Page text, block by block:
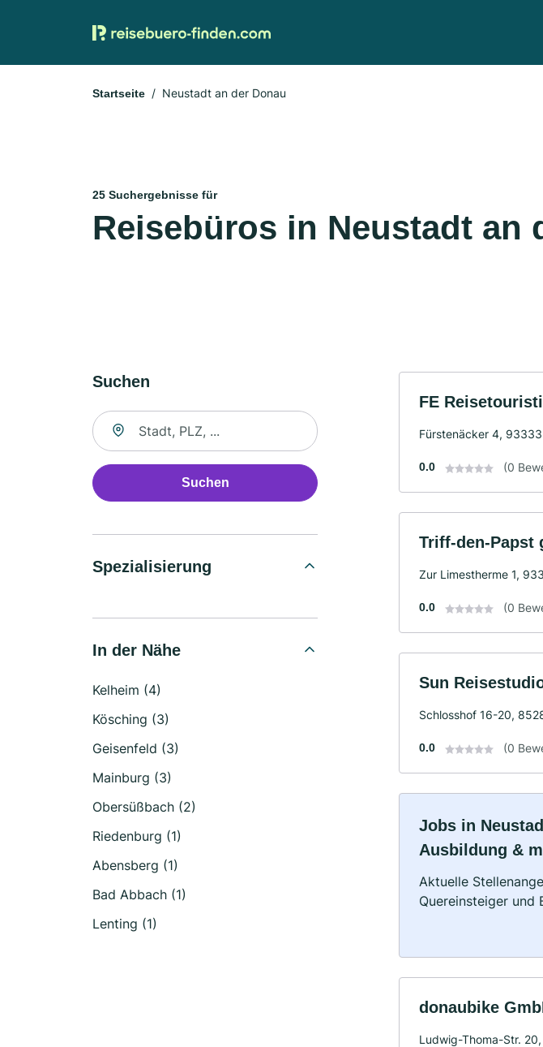
Startseite Neustadt an der Donau
25 Suchergebnisse für
Reisebüros in Neustadt an
Suchen
Suche nach Ort
Suchen
Spezialisierung
In der Nähe
Kelheim (4)
Kösching (3)
Geisenfeld (3)
Mainburg (3)
Obersüßbach (2)
Riedenburg (1)
Abensberg (1)
Bad Abbach (1)
Lenting (1)
FE
Fürstenäcker 4,
0.0 (0
Triff-den-Papst
Zur Limestherme 1,
0.0 (0
Sun
Schlosshof 16-20,
0.0 (0
Jobs in
Ausbildung &
Aktuelle
Quereinsteiger und
donaubike
Ludwig-Thoma-Str.